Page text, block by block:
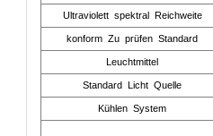
Ultraviolett spektral Reichweite
konform Zu prüfen Standard
Leuchtmittel
Standard Licht Quelle
Kühlen System